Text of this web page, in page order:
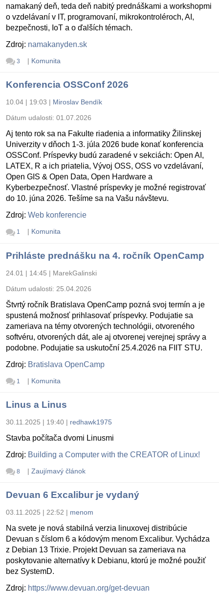
namakaný deň, teda deň nabitý prednáškami a workshopmi
o vzdelávaní v IT, programovaní, mikrokontroléroch, AI,
bezpečnosti, IoT a o ďalších témach.
Zdroj: namakanyden.sk
3 | Komunita
Konferencia OSSConf 2026
10.04 | 19:03 | Miroslav Bendík
Dátum udalosti: 01.07.2026
Aj tento rok sa na Fakulte riadenia a informatiky Žilinskej
Univerzity v dňoch 1-3. júla 2026 bude konať konferencia
OSSConf. Príspevky budú zaradené v sekciách: Open AI,
LATEX, R a ich priatelia, Vývoj OSS, OSS vo vzdelávaní,
Open GIS & Open Data, Open Hardware a
Kyberbezpečnosť. Vlastné príspevky je možné registrovať
do 10. júna 2026. Tešíme sa na Vašu návštevu.
Zdroj: Web konferencie
1 | Komunita
Prihláste prednášku na 4. ročník OpenCamp
24.01 | 14:45 | MarekGalinski
Dátum udalosti: 25.04.2026
Štvrtý ročník Bratislava OpenCamp pozná svoj termín a je
spustená možnosť prihlasovať príspevky. Podujatie sa
zameriava na témy otvorených technológii, otvoreného
softvéru, otvorených dát, ale aj otvorenej verejnej správy a
podobne. Podujatie sa uskutoční 25.4.2026 na FIIT STU.
Zdroj: Bratislava OpenCamp
1 | Komunita
Linus a Linus
30.11.2025 | 19:40 | redhawk1975
Stavba počítača dvomi Linusmi
Zdroj: Building a Computer with the CREATOR of Linux!
8 | Zaujímavý článok
Devuan 6 Excalibur je vydaný
03.11.2025 | 22:52 | menom
Na svete je nová stabilná verzia linuxovej distribúcie
Devuan s číslom 6 a kódovým menom Excalibur. Vychádza
z Debian 13 Trixie. Projekt Devuan sa zameriava na
poskytovanie alternatívy k Debianu, ktorú je možné použiť
bez SystemD.
Zdroj: https://www.devuan.org/get-devuan